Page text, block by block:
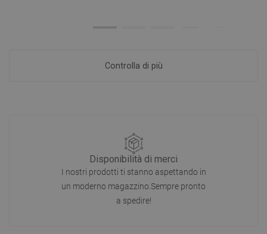
Controlla di più
Disponibilità di merci
I nostri prodotti ti stanno aspettando in
un moderno magazzino.Sempre pronto
a spedire!